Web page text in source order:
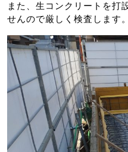
また、生コンクリートを打
せんので厳しく検査します。